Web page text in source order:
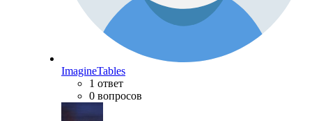
ImagineTables
1 ответ
0 вопросов